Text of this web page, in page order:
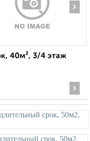
›
40м², 3/4 этаж
›